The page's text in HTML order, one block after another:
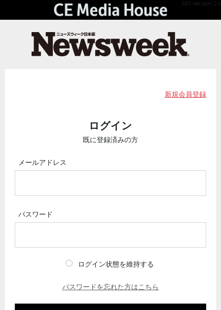
API Version 2.0
新規会員登録
ログイン
既に登録済みの方
メールアドレス
パスワード
ログイン状態を維持する
パスワードを忘れた方はこちら